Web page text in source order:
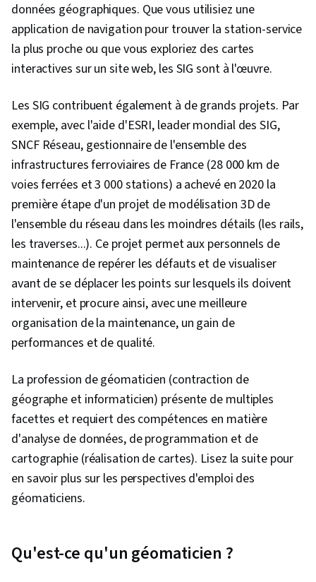
données géographiques. Que vous utilisiez une
application de navigation pour trouver la station-service
la plus proche ou que vous exploriez des cartes
interactives sur un site web, les SIG sont à l'œuvre.
Les SIG contribuent également à de grands projets. Par
exemple, avec l'aide d'ESRI, leader mondial des SIG,
SNCF Réseau, gestionnaire de l'ensemble des
infrastructures ferroviaires de France (28 000 km de
voies ferrées et 3 000 stations) a achevé en 2020 la
première étape d'un projet de modélisation 3D de
l'ensemble du réseau dans les moindres détails (les rails,
les traverses...). Ce projet permet aux personnels de
maintenance de repérer les défauts et de visualiser
avant de se déplacer les points sur lesquels ils doivent
intervenir, et procure ainsi, avec une meilleure
organisation de la maintenance, un gain de
performances et de qualité.
La profession de géomaticien (contraction de
géographe et informaticien) présente de multiples
facettes et requiert des compétences en matière
d'analyse de données, de programmation et de
cartographie (réalisation de cartes). Lisez la suite pour
en savoir plus sur les perspectives d'emploi des
géomaticiens.
Qu'est-ce qu'un géomaticien ?